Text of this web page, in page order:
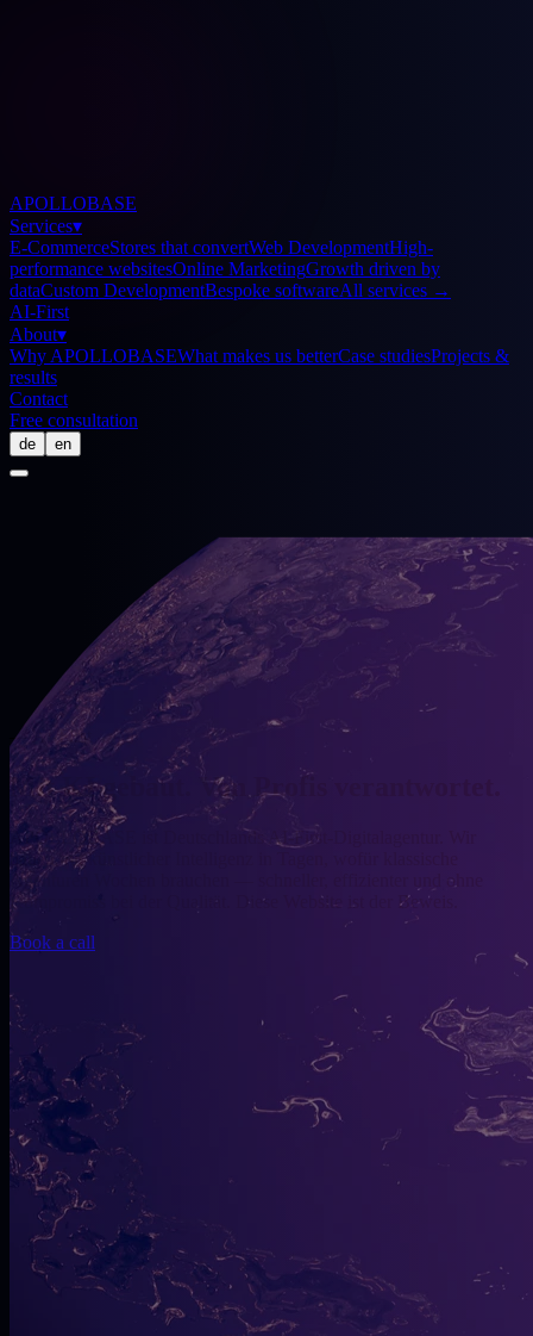
APOLLOBASE
Services▾
E-CommerceStores that convertWeb DevelopmentHigh-
performance websitesOnline MarketingGrowth driven by
dataCustom DevelopmentBespoke softwareAll services →
AI-First
About▾
Why APOLLOBASEWhat makes us betterCase studiesProjects &
results
Contact
Free consultation
de en
— AI-First
Mit KI gebaut. Von Profis verantwortet.
APOLLOBASE ist Deutschlands AI-First-Digitalagentur. Wir
bauen mit künstlicher Intelligenz in Tagen, wofür klassische
Agenturen Wochen brauchen — schneller, effizienter und ohne
Kompromiss bei der Qualität. Diese Website ist der Beweis.
Book a call